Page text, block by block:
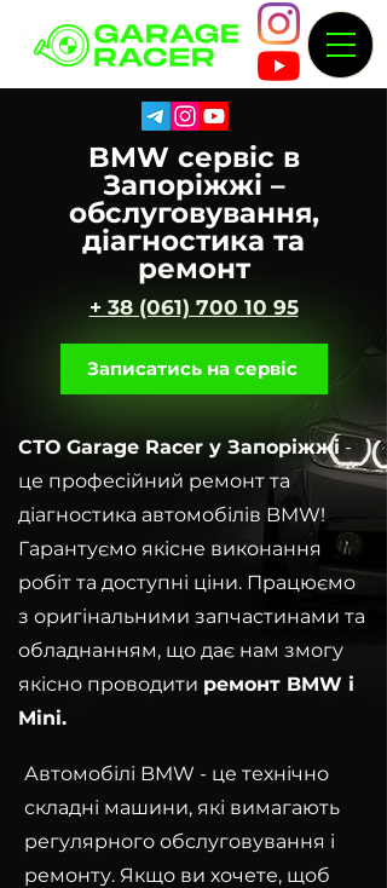
BMW сервіс в
Запоріжжі –
обслуговування,
діагностика та
ремонт
+ 38 (061) 700 10 95
Записатись на сервіс
СТО Garage Racer у Запоріжжі -
це професійний ремонт та
діагностика автомобілів BMW!
Гарантуємо якісне виконання
робіт та доступні ціни. Працюємо
з оригінальними запчастинами та
обладнанням, що дає нам змогу
якісно проводити ремонт BMW і
Mini.
Автомобілі BMW - це технічно
складні машини, які вимагають
регулярного обслуговування і
ремонту. Якщо ви хочете, щоб